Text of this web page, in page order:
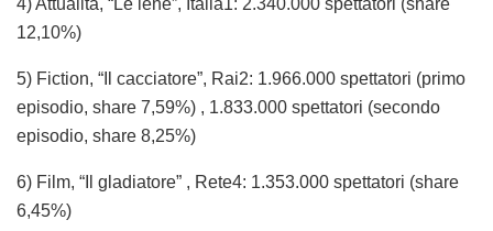
12,10%)
5) Fiction, “Il cacciatore”, Rai2: 1.966.000 spettatori (primo
episodio, share 7,59%) , 1.833.000 spettatori (secondo
episodio, share 8,25%)
6) Film, “Il gladiatore” , Rete4: 1.353.000 spettatori (share
6,45%)